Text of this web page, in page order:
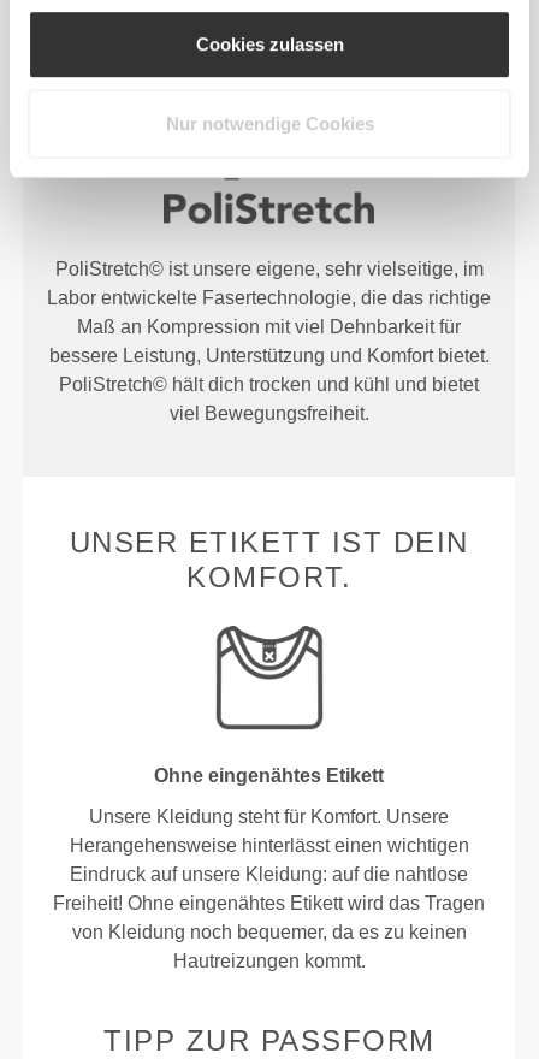
Cookies zulassen
Nur notwendige Cookies
FASERTECHNOLOGIE
PoliStretch© ist unsere eigene, sehr vielseitige, im
Labor entwickelte Fasertechnologie, die das richtige
Maß an Kompression mit viel Dehnbarkeit für
bessere Leistung, Unterstützung und Komfort bietet.
PoliStretch© hält dich trocken und kühl und bietet
viel Bewegungsfreiheit.
UNSER ETIKETT IST DEIN
KOMFORT.
Ohne eingenähtes Etikett
Unsere Kleidung steht für Komfort. Unsere
Herangehensweise hinterlässt einen wichtigen
Eindruck auf unsere Kleidung: auf die nahtlose
Freiheit! Ohne eingenähtes Etikett wird das Tragen
von Kleidung noch bequemer, da es zu keinen
Hautreizungen kommt.
TIPP ZUR PASSFORM